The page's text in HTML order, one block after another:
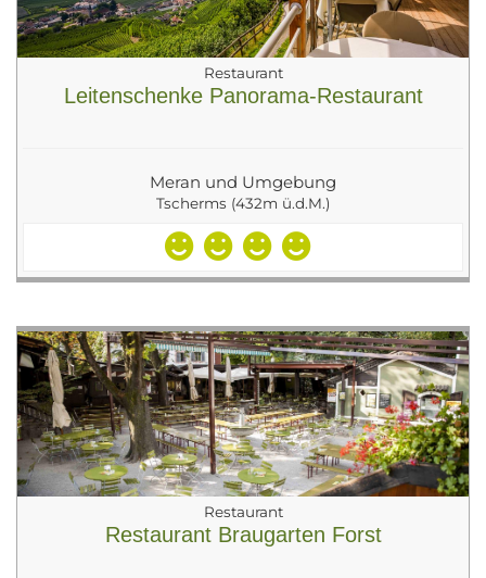
Restaurant
Leitenschenke Panorama-Restaurant
Meran und Umgebung
Tscherms (432m ü.d.M.)
Restaurant
Restaurant Braugarten Forst